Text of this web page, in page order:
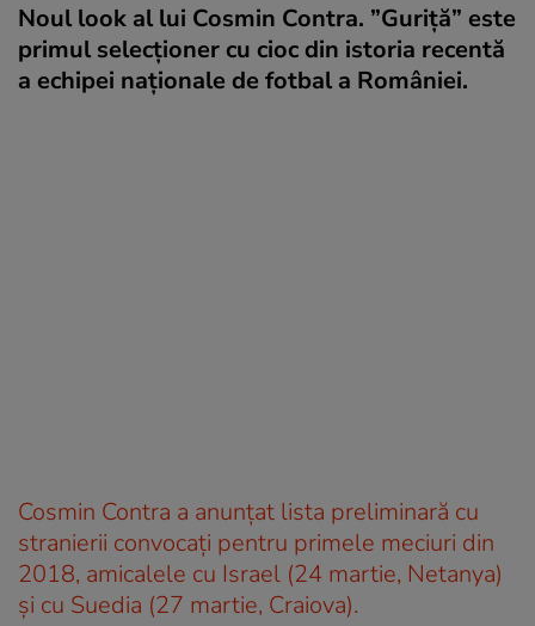
Noul look al lui Cosmin Contra. ”Guriță” este
primul selecționer cu cioc din istoria recentă
a echipei naționale de fotbal a României.
Cosmin Contra a anunțat lista preliminară cu
stranierii convocați pentru primele meciuri din
2018, amicalele cu Israel (24 martie, Netanya)
și cu Suedia (27 martie, Craiova).